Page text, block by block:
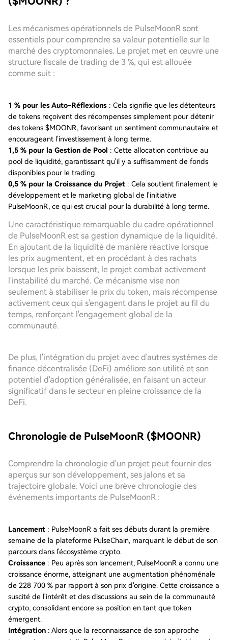
Les mécanismes opérationnels de PulseMoonR sont
essentiels pour comprendre sa valeur potentielle sur le
marché des cryptomonnaies. Le projet met en œuvre une
structure fiscale de trading de 3 %, qui est allouée
comme suit :
1 % pour les Auto-Réflexions : Cela signifie que les détenteurs
de tokens reçoivent des récompenses simplement pour détenir
des tokens $MOONR, favorisant un sentiment communautaire et
encourageant l'investissement à long terme.
1,5 % pour la Gestion de Pool : Cette allocation contribue au
pool de liquidité, garantissant qu'il y a suffisamment de fonds
disponibles pour le trading.
0,5 % pour la Croissance du Projet : Cela soutient finalement le
développement et le marketing global de l'initiative
PulseMoonR, ce qui est crucial pour la durabilité à long terme.
Une caractéristique remarquable du cadre opérationnel
de PulseMoonR est sa gestion dynamique de la liquidité.
En ajoutant de la liquidité de manière réactive lorsque
les prix augmentent, et en procédant à des rachats
lorsque les prix baissent, le projet combat activement
l'instabilité du marché. Ce mécanisme vise non
seulement à stabiliser le prix du token, mais récompense
activement ceux qui s'engagent dans le projet au fil du
temps, renforçant l'engagement global de la
communauté.
De plus, l'intégration du projet avec d'autres systèmes de
finance décentralisée (DeFi) améliore son utilité et son
potentiel d'adoption généralisée, en faisant un acteur
significatif dans le secteur en pleine croissance de la
DeFi.
Chronologie de PulseMoonR ($MOONR)
Comprendre la chronologie d'un projet peut fournir des
aperçus sur son développement, ses jalons et sa
trajectoire globale. Voici une brève chronologie des
événements importants de PulseMoonR :
Lancement : PulseMoonR a fait ses débuts durant la première
semaine de la plateforme PulseChain, marquant le début de son
parcours dans l'écosystème crypto.
Croissance : Peu après son lancement, PulseMoonR a connu une
croissance énorme, atteignant une augmentation phénoménale
de 228 700 % par rapport à son prix d'origine. Cette croissance a
suscité de l'intérêt et des discussions au sein de la communauté
crypto, consolidant encore sa position en tant que token
émergent.
Intégration : Alors que la reconnaissance de son approche